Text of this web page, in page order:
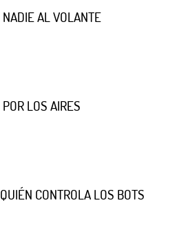
NADIE AL VOLANTE
POR LOS AIRES
QUIÉN CONTROLA LOS BOTS